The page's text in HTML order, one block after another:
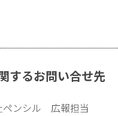
するお問い合せ先
ンシル 広報担当